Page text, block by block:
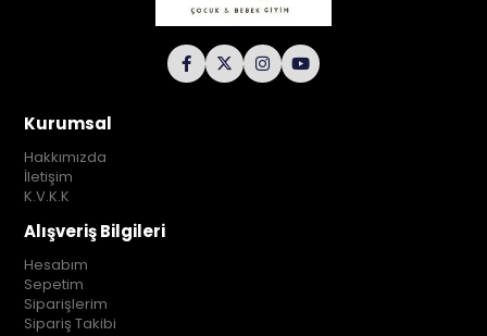
Kurumsal
Hakkımızda
İletişim
K.V.K.K
Alışveriş Bilgileri
Hesabım
Sepetim
Siparişlerim
Sipariş Takibi